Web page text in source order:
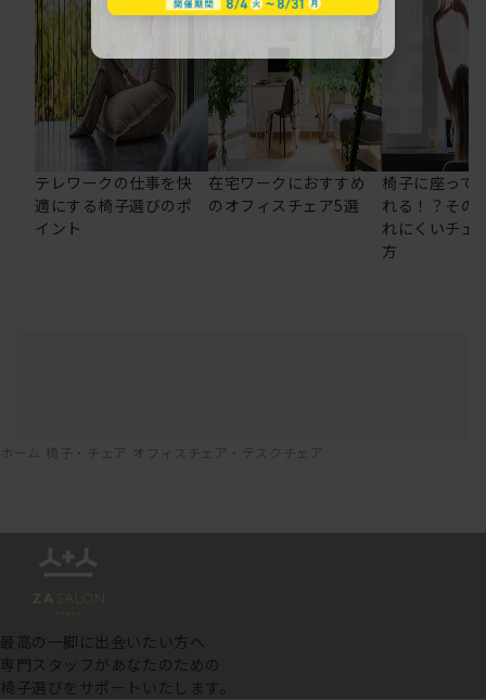
テレワークの仕事を快
適にする椅子選びのポ
イント
在宅ワークにおすすめ
のオフィスチェア5選
椅子に座って
れる！？その
れにくいチェ
方
ホーム 椅子・チェア オフィスチェア・デスクチェア
最高の一脚に出会いたい方へ
専門スタッフがあなたのための
椅子選びをサポートいたします。